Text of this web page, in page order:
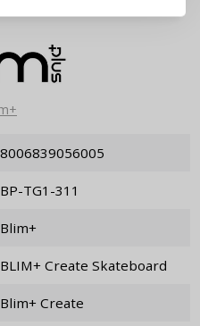
8006839056005
BP-TG1-311
Blim+
BLIM+ Create Skateboard
Blim+ Create
hesla